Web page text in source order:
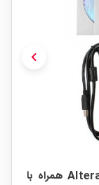
chevron_left
برد آلترا سایکلون 4 Altera Cyclone IV FPGA همراه با